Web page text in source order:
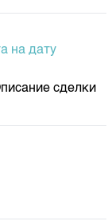
на дату
сделки